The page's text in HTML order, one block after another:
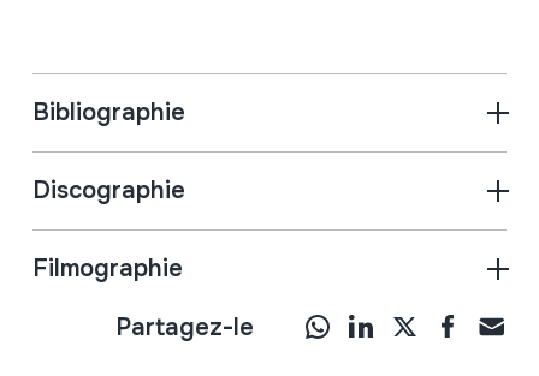
Bibliographie
Discographie
Filmographie
Partagez-le